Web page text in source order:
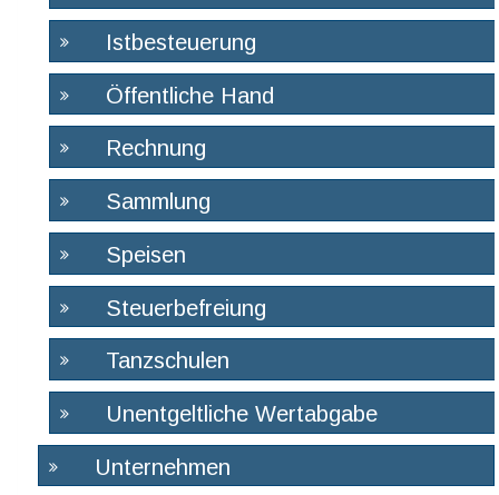
Istbesteuerung
Öffentliche Hand
Rechnung
Sammlung
Speisen
Steuerbefreiung
Tanzschulen
Unentgeltliche Wertabgabe
Unternehmen